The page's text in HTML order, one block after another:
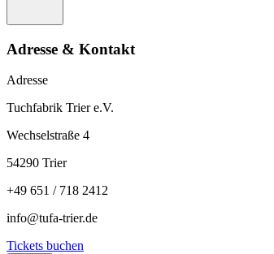
Adresse & Kontakt
Adresse
Tuchfabrik Trier e.V.
Wechselstraße 4
54290 Trier
+49 651 / 718 2412
info@tufa-trier.de
Tickets buchen